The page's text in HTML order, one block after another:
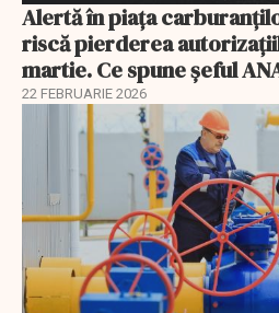
Alertă în piața
riscă pierderea
martie. Ce spune șeful
22 FEBRUARIE 2026